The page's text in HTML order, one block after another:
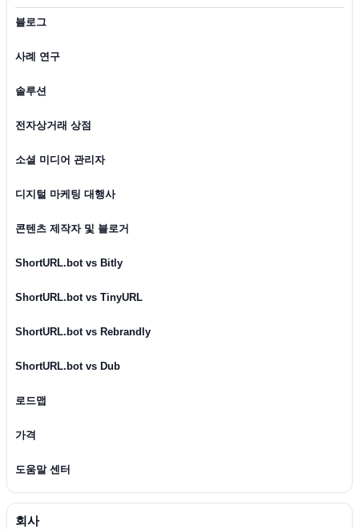
블로그
사례 연구
솔루션
전자상거래 상점
소셜 미디어 관리자
디지털 마케팅 대행사
콘텐츠 제작자 및 블로거
ShortURL.bot vs Bitly
ShortURL.bot vs TinyURL
ShortURL.bot vs Rebrandly
ShortURL.bot vs Dub
로드맵
가격
도움말 센터
회사